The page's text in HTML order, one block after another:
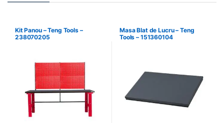
Kit Panou – Teng Tools –
238070205
Masa Blat de Lucru – Teng
Tools – 151360104